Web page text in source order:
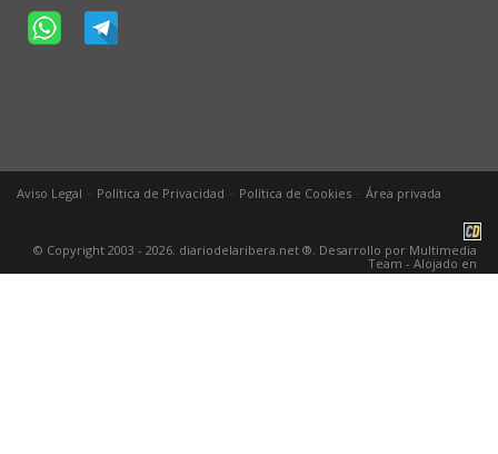
Aviso Legal Política de Privacidad Política de Cookies Área privada
© Copyright 2003 - 2026. diariodelaribera.net ®. Desarrollo por Multimedia
Team - Alojado en